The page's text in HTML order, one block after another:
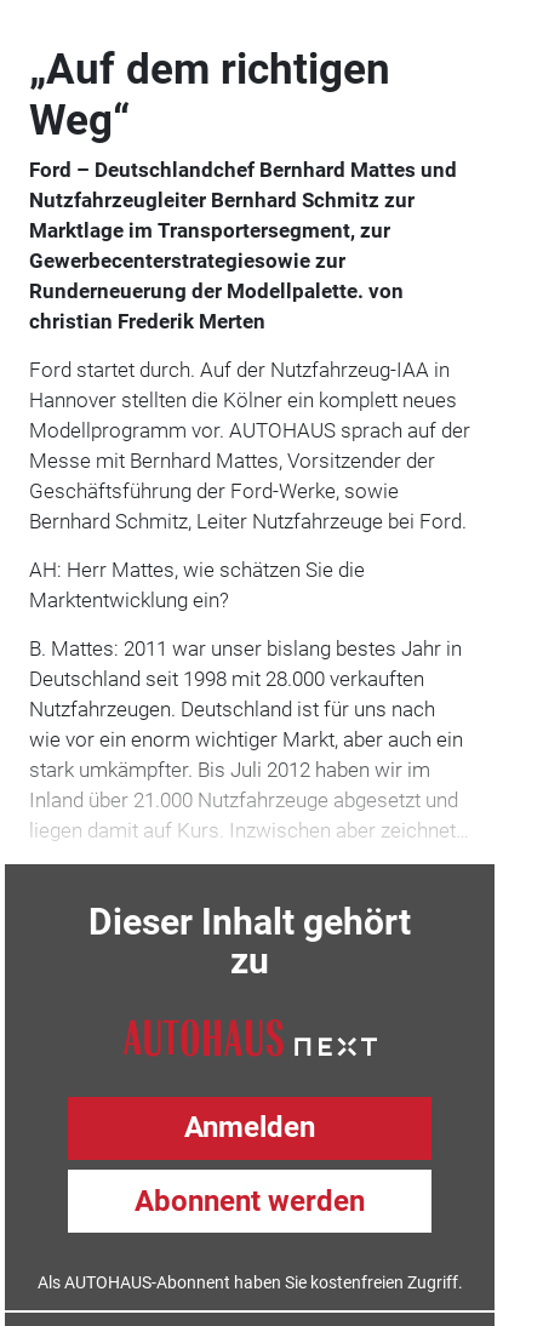
„Auf dem richtigen
Weg“
Ford – Deutschlandchef Bernhard Mattes und
Nutzfahrzeugleiter Bernhard Schmitz zur
Marktlage im Transportersegment, zur
Gewerbecenterstrategiesowie zur
Runderneuerung der Modellpalette. von
christian Frederik Merten
Ford startet durch. Auf der Nutzfahrzeug-IAA in
Hannover stellten die Kölner ein komplett neues
Modellprogramm vor. AUTOHAUS sprach auf der
Messe mit Bernhard Mattes, Vorsitzender der
Geschäftsführung der Ford-Werke, sowie
Bernhard Schmitz, Leiter Nutzfahrzeuge bei Ford.
AH: Herr Mattes, wie schätzen Sie die
Marktentwicklung ein?
B. Mattes: 2011 war unser bislang bestes Jahr in
Deutschland seit 1998 mit 28.000 verkauften
Nutzfahrzeugen. Deutschland ist für uns nach
wie vor ein enorm wichtiger Markt, aber auch ein
stark umkämpfter. Bis Juli 2012 haben wir im
Inland über 21.000 Nutzfahrzeuge abgesetzt und
liegen damit auf Kurs. Inzwischen aber zeichnet…
Dieser Inhalt gehört
zu
Anmelden
Abonnent werden
Als AUTOHAUS-Abonnent haben Sie kostenfreien Zugriff.